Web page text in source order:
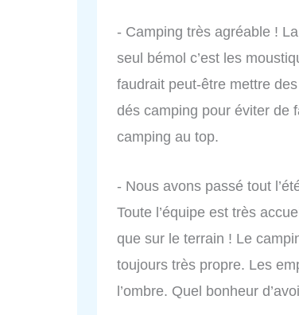
- Camping très agréable !
seul bémol c’est les
faudrait peut-être mettre
dés camping pour éviter de
camping au top.
- Nous avons passé tout
Toute l’équipe est très
que sur le terrain ! Le
toujours très propre. Les
l’ombre. Quel bonheur